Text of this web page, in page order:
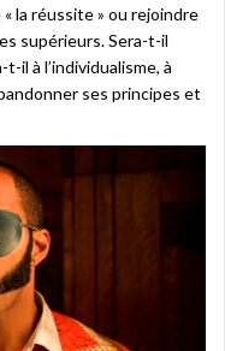
la réussite » ou rejoindre
supérieurs. Sera-t-il
il à l’individualisme, à
ses principes et